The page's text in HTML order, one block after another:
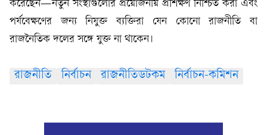
করেছেন—নতুন সংস্থাগুলোর প্রয়োজনীয় প্রশিক্ষণ নিশ্চিত করা এবং
পর্যবেক্ষণের জন্য নিযুক্ত ব্যক্তিরা যেন কোনো রাজনীতি বা
রাজনৈতিক দলের সঙ্গে যুক্ত না থাকেন।
রাজনীতি নির্বাচন রাজনীতিডটকম নির্বাচন-কমিশন